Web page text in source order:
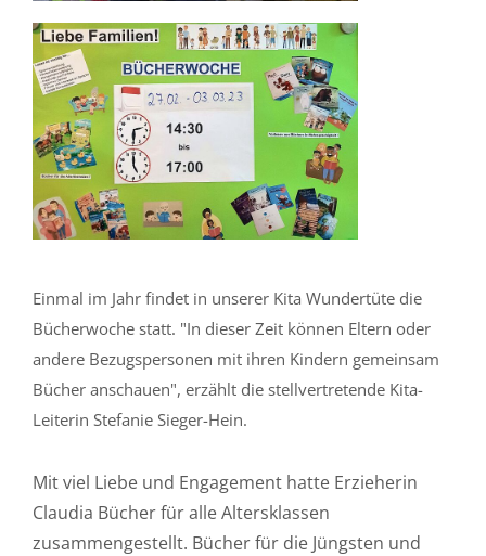
Einmal im Jahr findet in unserer Kita Wundertüte die
Bücherwoche statt. "In dieser Zeit können Eltern oder
andere Bezugspersonen mit ihren Kindern gemeinsam
Bücher anschauen", erzählt die stellvertretende Kita-
Leiterin Stefanie Sieger-Hein.
Mit viel Liebe und Engagement hatte Erzieherin
Claudia Bücher für alle Altersklassen
zusammengestellt. Bücher für die Jüngsten und